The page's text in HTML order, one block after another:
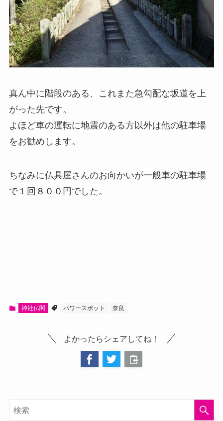
真ん中に階段のある、これまた急勾配な坂道を上
がった先です。
よほど車の運転に地震のある方以外は他の駐車場
をお勧めします。
ちなみに仏具屋さんのお向かいが一般車の駐車場
で１回８００円でした。
神社仏閣 パワースポット 奈良
よかったらシェアしてね！